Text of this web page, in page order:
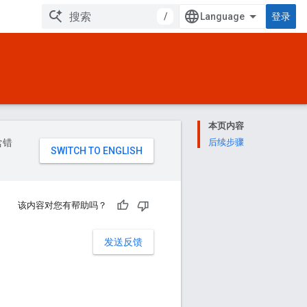
/ 登录
本页内容
后续步骤
错
该内容对您有帮助吗？
发送反馈